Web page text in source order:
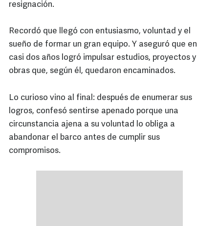
resignación.
Recordó que llegó con entusiasmo, voluntad y el
sueño de formar un gran equipo. Y aseguró que en
casi dos años logró impulsar estudios, proyectos y
obras que, según él, quedaron encaminados.
Lo curioso vino al final: después de enumerar sus
logros, confesó sentirse apenado porque una
circunstancia ajena a su voluntad lo obliga a
abandonar el barco antes de cumplir sus
compromisos.